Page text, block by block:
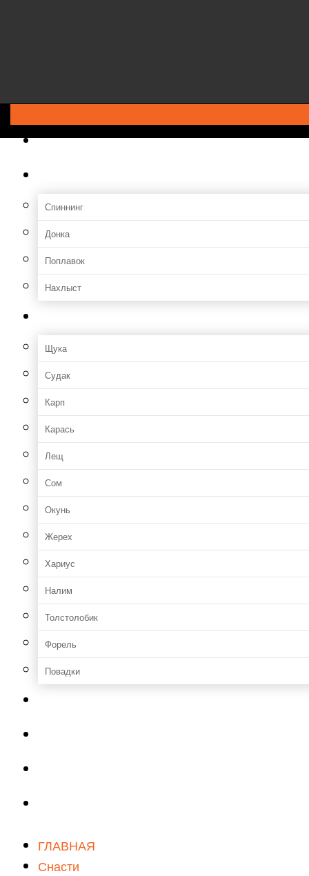
ГЛАВНАЯ
Спиннинг
Донка
Поплавок
Нахлыст
Щука
Судак
Карп
Карась
Лещ
Сом
Окунь
Жерех
Хариус
Налим
Толстолобик
Форель
Повадки
ГЛАВНАЯ
Снасти